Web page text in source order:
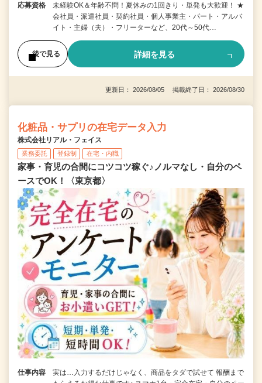
応募資格
未経験OK＆年齢不問！夏休みの1回きり・単発も大歓迎！ ★
会社員・派遣社員・契約社員・個人事業主・パート・アルバ
イト・主婦（夫）・フリーターなど、20代～50代…
後で見る 詳細を見る
更新日： 2026/08/05 掲載終了日： 2026/08/30
化粧品・サプリの在宅データ入力
株式会社リアル・フェイス
業務委託 登録制 在宅・内職
家事・育児の合間にコツコツ稼ぐ♪ノルマなし・自分のペ
ースでOK！〈東京都〉
仕事内容
実は…入力するだけじゃなく、商品をタダで試せて 報酬まで